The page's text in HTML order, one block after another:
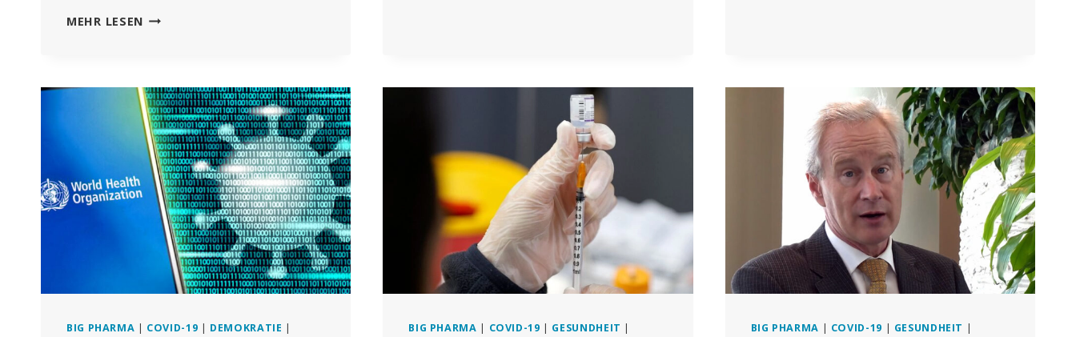
MEHR LESEN „SIE
WORT
GLAUBEN“:
FAUCI
VERTEIDIGT
COVID-
POLITIK
IN
HITZIGEM
DUELL
MIT
SKEPTISCHEN
GESETZGEBERN
BIG PHARMA | COVID-19 | DEMOKRATIE |
BIG PHARMA | COVID-19 | GESUNDHEIT |
BIG PHARMA | COVID-19 | GESUNDHEIT |